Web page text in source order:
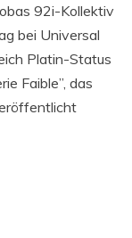
92i-Kollektiv
bei Universal
Platin-Status
Faible”, das